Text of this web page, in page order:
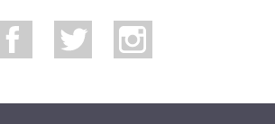
Facebook Twitter